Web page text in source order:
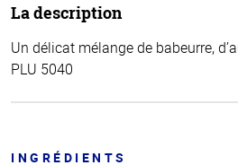
La description
Un délicat mélange de babeurre,
PLU 5040
INGRÉDIENTS